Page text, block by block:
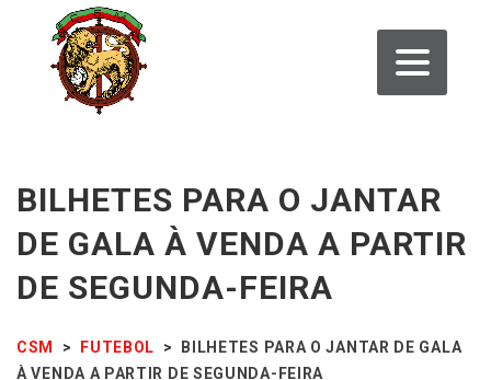
BILHETES PARA O JANTAR
DE GALA À VENDA A PARTIR
DE SEGUNDA-FEIRA
CSM > FUTEBOL >
BILHETES PARA O JANTAR DE GALA
À VENDA A PARTIR DE SEGUNDA-FEIRA